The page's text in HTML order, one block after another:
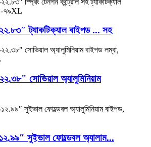
ট্যাকটিক্যাল বাইপড ... সহ
সোভিয়াল অ্যালুমিনিয়াম
সুইভাল ফোল্ডেবল অ্যালাম...